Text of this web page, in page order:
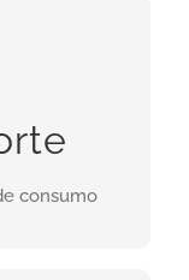
consumo
granito,
cerámica,